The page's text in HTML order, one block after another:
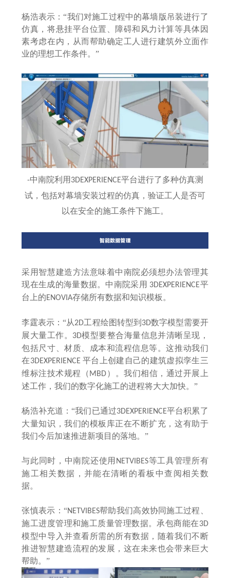
杨浩表示：“我们对施工过程中的幕墙版吊装进行了
仿真，将悬挂平台位置、障碍和风力计算等具体因
素考虑在内，从而帮助确定工人进行建筑外立面作
业的理想工作条件。”
-中南院利用 3DEXPERIENCE平台进行了多种仿真测
试，包括对幕墙安装过程的仿真，验证工人是否可
以在安全的施工条件下施工。
采用智慧建造方法意味着中南院必须想办法管理其
现在生成的海量数据。中南院采用 3DEXPERIENCE平
台上的ENOVIA存储所有数据和知识模板。
李霆表示：“从2D工程绘图转型到 3D数字模型需要开
展大量工作。 3D模型要整合海量信息并清晰呈现，
包括尺寸、材质、成本和流程信息等。这推动我们
在3DEXPERIENCE平台上创建自己的建筑虚拟孪生三
维标注技术规程（ MBD）。我们相信，通过开展上
述工作，我们的数字化施工的进程将大大加快。”
杨浩补充道：“我们已通过3DEXPERIENCE平台积累了
大量知识，我们的模板库正在不断扩充，这有助于
我们今后加速推进新项目的落地。”
与此同时，中南院还使用 NETVIBES等工具管理所有
施工相关数据，并能在清晰的看板中查阅相关数
据。
张慎表示： “NETVIBES帮助我们高效协同施工过程、
施工进度管理和施工质量管理数据。承包商能在3D
模型中导入并查看所需的所有数据，随着我们不断
推进智慧建造流程的发展，这在未来也会带来巨大
帮助。”